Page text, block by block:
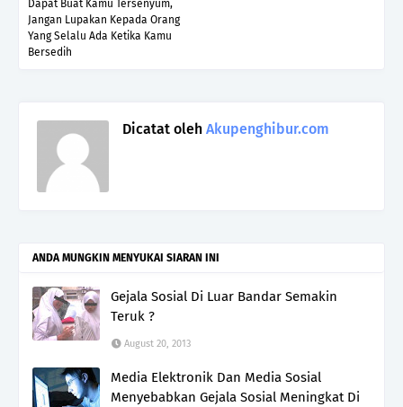
Dapat Buat Kamu Tersenyum,
Jangan Lupakan Kepada Orang
Yang Selalu Ada Ketika Kamu
Bersedih
Dicatat oleh Akupenghibur.com
ANDA MUNGKIN MENYUKAI SIARAN INI
Gejala Sosial Di Luar Bandar Semakin
Teruk ?
August 20, 2013
Media Elektronik Dan Media Sosial
Menyebabkan Gejala Sosial Meningkat Di